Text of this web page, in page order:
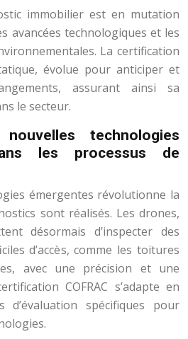
immobilier est en mutation
avancées technologiques et les
La certification
évolue pour anticiper et
assurant ainsi sa
le secteur.
technologies
les processus de
émergentes révolutionne la
sont réalisés. Les drones,
désormais d’inspecter des
d’accès, comme les toitures
avec une précision et une
COFRAC s’adapte en
d’évaluation spécifiques pour